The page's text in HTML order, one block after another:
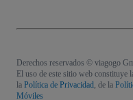
Derechos reservados © viagogo
El uso de este sitio web constituye
la Política de Privacidad, de la
Móviles